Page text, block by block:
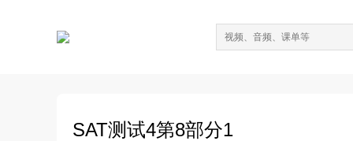
SAT测试4第8部分1